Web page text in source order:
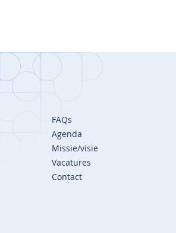
FAQs
Agenda
Missie/visie
Vacatures
Contact